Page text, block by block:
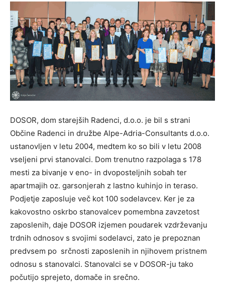
DOSOR, dom starejših Radenci, d.o.o. je bil s strani
Občine Radenci in družbe Alpe-Adria-Consultants d.o.o.
ustanovljen v letu 2004, medtem ko so bili v letu 2008
vseljeni prvi stanovalci. Dom trenutno razpolaga s 178
mesti za bivanje v eno- in dvoposteljnih sobah ter
apartmajih oz. garsonjerah z lastno kuhinjo in teraso.
Podjetje zaposluje več kot 100 sodelavcev. Ker je za
kakovostno oskrbo stanovalcev pomembna zavzetost
zaposlenih, daje DOSOR izjemen poudarek vzdrževanju
trdnih odnosov s svojimi sodelavci, zato je prepoznan
predvsem po srčnosti zaposlenih in njihovem pristnem
odnosu s stanovalci. Stanovalci se v DOSOR-ju tako
počutijo sprejeto, domače in srečno.